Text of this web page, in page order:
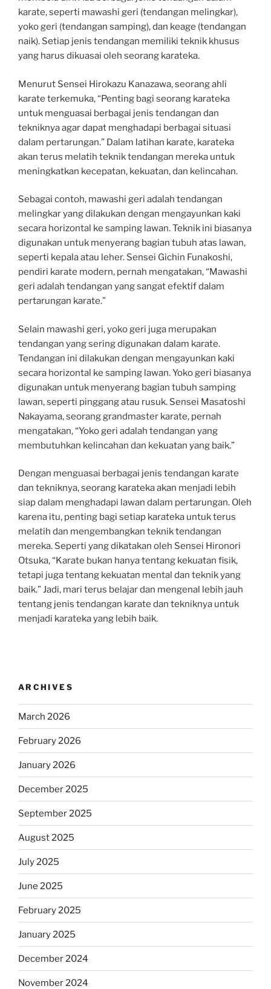
karate, seperti mawashi geri (tendangan melingkar),
yoko geri (tendangan samping), dan keage (tendangan
naik). Setiap jenis tendangan memiliki teknik khusus
yang harus dikuasai oleh seorang karateka.
Menurut Sensei Hirokazu Kanazawa, seorang ahli
karate terkemuka, “Penting bagi seorang karateka
untuk menguasai berbagai jenis tendangan dan
tekniknya agar dapat menghadapi berbagai situasi
dalam pertarungan.” Dalam latihan karate, karateka
akan terus melatih teknik tendangan mereka untuk
meningkatkan kecepatan, kekuatan, dan kelincahan.
Sebagai contoh, mawashi geri adalah tendangan
melingkar yang dilakukan dengan mengayunkan kaki
secara horizontal ke samping lawan. Teknik ini biasanya
digunakan untuk menyerang bagian tubuh atas lawan,
seperti kepala atau leher. Sensei Gichin Funakoshi,
pendiri karate modern, pernah mengatakan, “Mawashi
geri adalah tendangan yang sangat efektif dalam
pertarungan karate.”
Selain mawashi geri, yoko geri juga merupakan
tendangan yang sering digunakan dalam karate.
Tendangan ini dilakukan dengan mengayunkan kaki
secara horizontal ke samping lawan. Yoko geri biasanya
digunakan untuk menyerang bagian tubuh samping
lawan, seperti pinggang atau rusuk. Sensei Masatoshi
Nakayama, seorang grandmaster karate, pernah
mengatakan, “Yoko geri adalah tendangan yang
membutuhkan kelincahan dan kekuatan yang baik.”
Dengan menguasai berbagai jenis tendangan karate
dan tekniknya, seorang karateka akan menjadi lebih
siap dalam menghadapi lawan dalam pertarungan. Oleh
karena itu, penting bagi setiap karateka untuk terus
melatih dan mengembangkan teknik tendangan
mereka. Seperti yang dikatakan oleh Sensei Hironori
Otsuka, “Karate bukan hanya tentang kekuatan fisik,
tetapi juga tentang kekuatan mental dan teknik yang
baik.” Jadi, mari terus belajar dan mengenal lebih jauh
tentang jenis tendangan karate dan tekniknya untuk
menjadi karateka yang lebih baik.
ARCHIVES
March 2026
February 2026
January 2026
December 2025
September 2025
August 2025
July 2025
June 2025
February 2025
January 2025
December 2024
November 2024